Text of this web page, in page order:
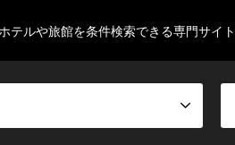
テルや旅館を条件検索できる専門サイト